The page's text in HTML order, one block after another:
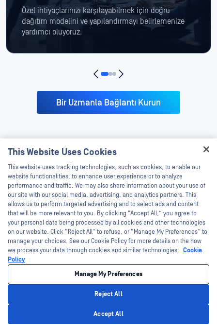
Özel ihtiyaçlarınızı karşılayabilmek için doğru
dağıtım modelini ve yapılandırmayı belirlemenize
yardımcı oluyoruz.
Bir Uzmanla Bağlantı Kurun
Önerilen Kaynaklar
Blog (1) Müşteri Hikayesi (1) Veri Sayfası (1)
This Website Uses Cookies
This website uses tracking technologies, such as cookies, to enable our
website functionalities, to enhance user experience or to analyze
performance and traffic. We may also share information about your use of
our site with our social media, advertising, and analytics partners. This
allows us to perform targeted advertising and to select ads and content
that will be more relevant to you. By clicking “Accept All,” you agree to
your personal data being processed by all cookies and other technologies
on our website. Click “Reject All” to refuse, or “Manage My Preferences” to
manage your choices. See our Cookie Policy for more details on the how
we process your data through cookies and similar technologies: Cookie
Policy
Manage My Preferences
Reject All
Accept All